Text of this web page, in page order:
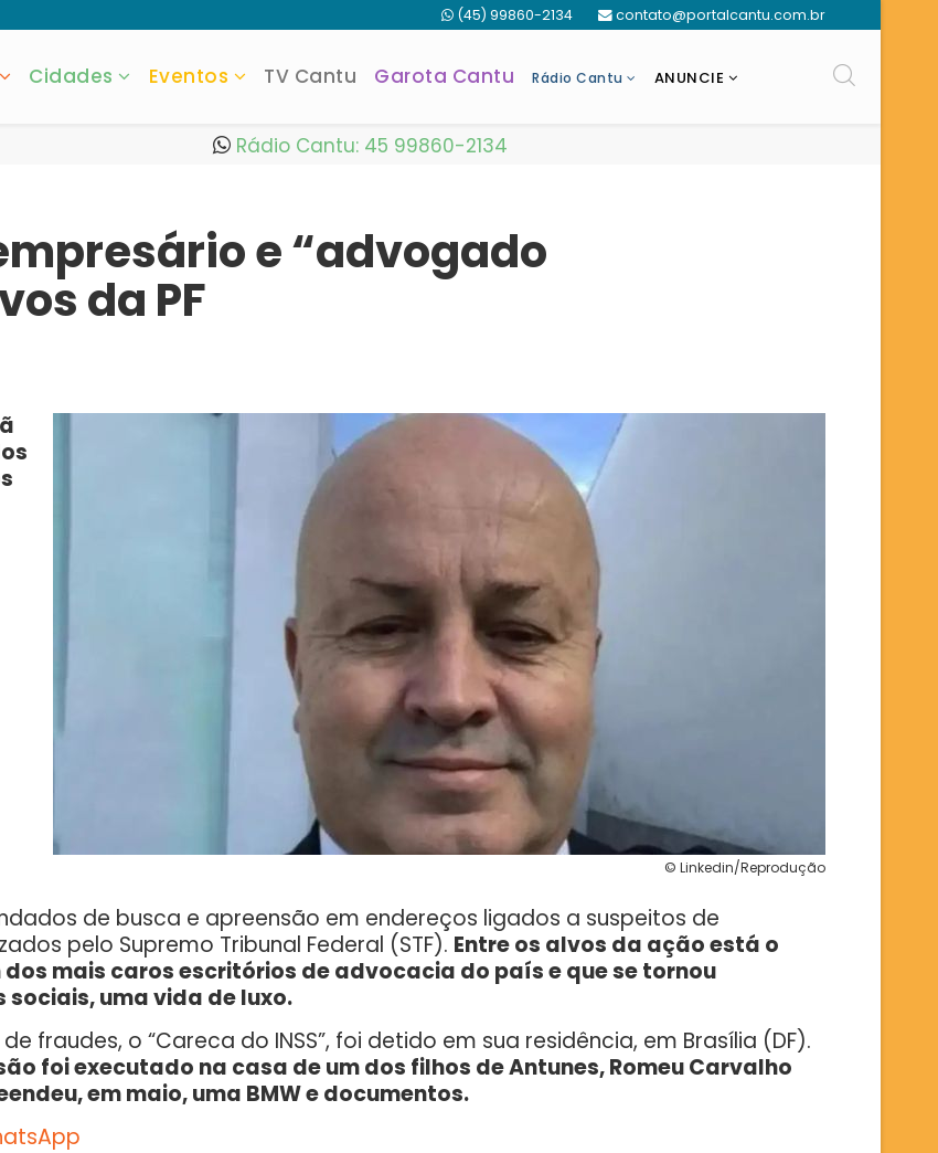
(45) 99860-2134 contato@portalcantu.com.br
Cidades Eventos TV Cantu Garota Cantu Rádio Cantu ANUNCIE
Rádio Cantu: 45 99860-2134
e “advogado
da PF
© Linkedin/Reprodução
de busca e apreensão em endereços ligados a suspeitos de
pelo Supremo Tribunal Federal (STF). Entre os alvos da ação está o
mais caros escritórios de advocacia do país e que se tornou
uma vida de luxo.
fraudes, o “Careca do INSS”, foi detido em sua residência, em Brasília (DF).
foi executado na casa de um dos filhos de Antunes, Romeu Carvalho
em maio, uma BMW e documentos.